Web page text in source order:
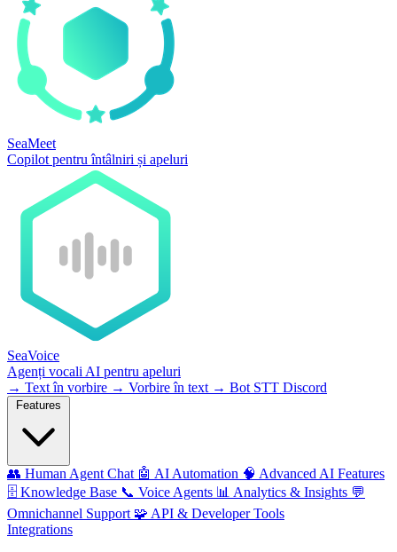
SeaMeet
Copilot pentru întâlniri și apeluri
SeaVoice
Agenți vocali AI pentru apeluri
→ Text în vorbire → Vorbire în text → Bot STT Discord
👥 Human Agent Chat 🤖 AI Automation 🧠 Advanced AI Features
🗄️ Knowledge Base 📞 Voice Agents 📊 Analytics & Insights 💬
Omnichannel Support 🧩 API & Developer Tools
Integrations